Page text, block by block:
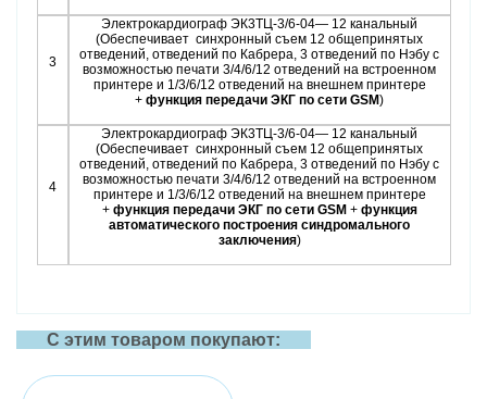
3
Электрокардиограф ЭК3ТЦ-3/6-04— 12 канальный
(Обеспечивает синхронный съем 12 общепринятых
отведений, отведений по Кабрера, 3 отведений по Нэбу с
возможностью печати 3/4/6/12 отведений на встроенном
принтере и 1/3/6/12 отведений на внешнем принтере
+ функция передачи ЭКГ по сети GSM)
4
Электрокардиограф ЭК3ТЦ-3/6-04— 12 канальный
(Обеспечивает синхронный съем 12 общепринятых
отведений, отведений по Кабрера, 3 отведений по Нэбу с
возможностью печати 3/4/6/12 отведений на встроенном
принтере и 1/3/6/12 отведений на внешнем принтере
+ функция передачи ЭКГ по сети GSM + функция
автоматического построения синдромального
заключения)
С этим товаром покупают: